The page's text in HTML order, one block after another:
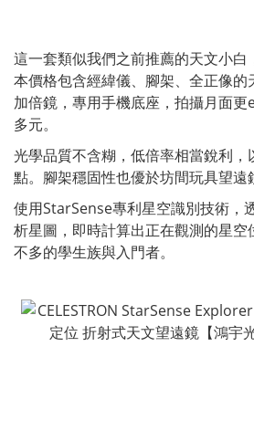
這一套類似我們之前推薦的天文小白
本價格包含經緯儀、腳架、全正像的
加倍鏡，專用手機底座，拍攝月面
多元。
光學品質不含糊，低倍率相當銳利
點。腳架穩固性也優於坊間玩具望遠
使用StarSense專利星空識別技術，
析星圖，即時計算出正在觀測的星
不多的學生族與入門者。